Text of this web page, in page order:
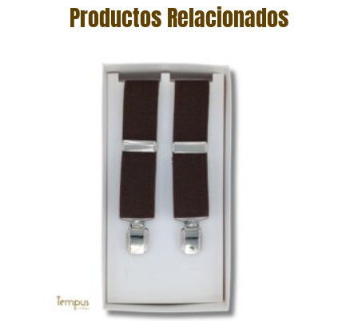
Productos Relacionados